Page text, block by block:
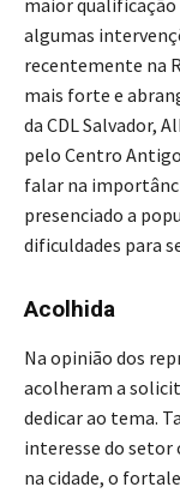
maior
algumas
recentemente na
mais forte e
da CDL Salvador,
pelo Centro
falar na
presenciado a
dificuldades para
Acolhida
Na opinião dos
acolheram a
dedicar ao tema.
interesse do setor
na cidade, o